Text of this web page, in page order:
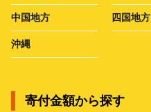
中国地方 四国地方
沖縄
寄付金額から探す